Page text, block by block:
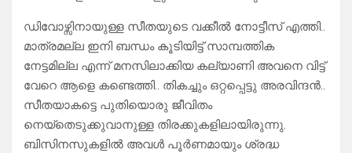
ഡിവോഴ്സിനായുള്ള സീതയുടെ വക്കീൽ നോട്ടീസ് എത്തി..
മാത്രമല്ല ഇനി ബന്ധം കൂടിയിട്ട് സാമ്പത്തിക
നേട്ടമില്ല എന്ന് മനസിലാക്കിയ കല്യാണി അവനെ വിട്ട്
വേറെ ആളെ കണ്ടെത്തി.. തികച്ചും ഒറ്റപ്പെട്ടു അരവിന്ദൻ..
സീതയാകട്ടെ പുതിയൊരു ജീവിതം
നെയ്തെടുക്കുവാനുള്ള തിരക്കുകളിലായിരുന്നു.
ബിസിനസുകളിൽ അവൾ പൂർണമായും ശ്രദ്ധ